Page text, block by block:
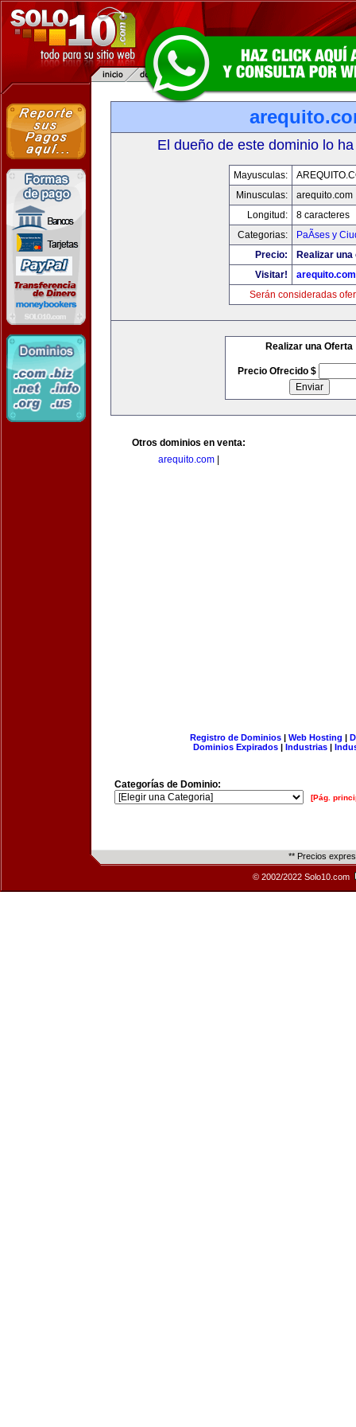
El dueño de este dominio lo
Mayusculas:
Minusculas:
arequito.com
Longitud:
8 caracteres
Categorias:
PaÃ­ses y
Precio:
Realizar
Visitar!
arequito.com
Serán consideradas
Realizar una Oferta
Precio Ofrecido $
Otros dominios en venta:
arequito.com
Registro de Dominios| Web Hosting |
Dominios Expirados | Industrias |
Categorías de Dominio:
[Pág.
** Precios
© 2002/2022 Solo10.com